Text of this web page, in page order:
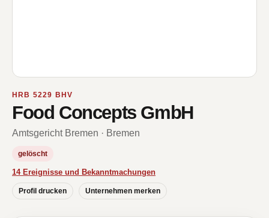
HRB 5229 BHV
Food Concepts GmbH
Amtsgericht Bremen · Bremen
gelöscht
14 Ereignisse und Bekanntmachungen
Profil drucken Unternehmen merken